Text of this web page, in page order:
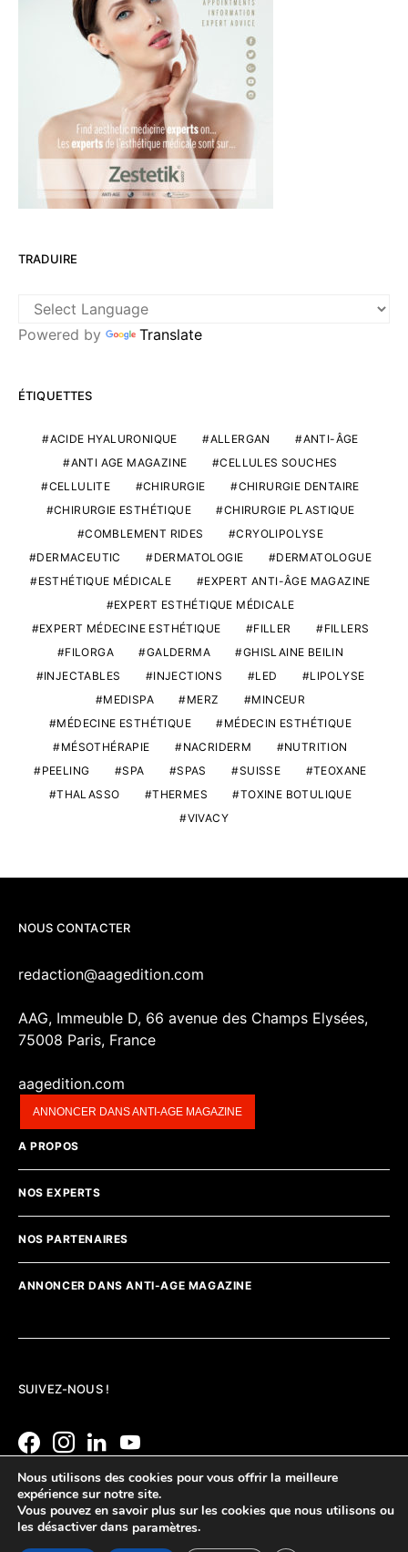
TRADUIRE
Powered by Translate
ÉTIQUETTES
ACIDE HYALURONIQUE ALLERGAN
ANTI-ÂGE
ANTI AGE MAGAZINE
CELLULES SOUCHES
CELLULITE
CHIRURGIE
CHIRURGIE DENTAIRE
CHIRURGIE ESTHÉTIQUE
CHIRURGIE PLASTIQUE
COMBLEMENT RIDES
CRYOLIPOLYSE
DERMACEUTIC
DERMATOLOGIE
DERMATOLOGUE
ESTHÉTIQUE MÉDICALE
EXPERT ANTI-ÂGE MAGAZINE
EXPERT ESTHÉTIQUE MÉDICALE
EXPERT MÉDECINE ESTHÉTIQUE
FILLER
FILLERS
FILORGA
GALDERMA
GHISLAINE BEILIN
INJECTABLES
INJECTIONS LED
LIPOLYSE
MEDISPA
MERZ
MINCEUR
MÉDECINE ESTHÉTIQUE
MÉDECIN ESTHÉTIQUE
MÉSOTHÉRAPIE
NACRIDERM
NUTRITION
PEELING
SPA SPAS SUISSE
TEOXANE
THALASSO
THERMES
TOXINE BOTULIQUE
VIVACY
NOUS CONTACTER
redaction@aagedition.com
AAG, Immeuble D, 66 avenue des Champs Elysées,
75008 Paris, France
aagedition.com
ANNONCER DANS ANTI-AGE MAGAZINE
A PROPOS
NOS EXPERTS
NOS PARTENAIRES
ANNONCER DANS ANTI-AGE MAGAZINE
SUIVEZ-NOUS !
Nous utilisons des cookies pour vous offrir la meilleure
expérience sur notre site.
Vous pouvez en savoir plus sur les cookies que nous utilisons ou
les désactiver dans paramètres.